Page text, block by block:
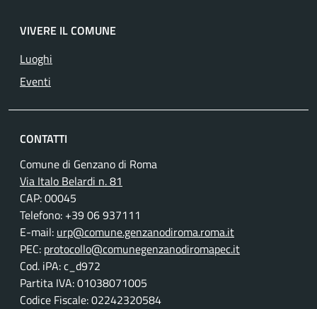
VIVERE IL COMUNE
Luoghi
Eventi
CONTATTI
Comune di Genzano di Roma
Via Italo Belardi n. 81
CAP: 00045
Telefono: +39 06 937111
E-mail: urp@comune.genzanodiroma.roma.it
PEC: protocollo@comunegenzanodiromapec.it
Cod. iPA: c_d972
Partita IVA: 01038071005
Codice Fiscale: 02242320584